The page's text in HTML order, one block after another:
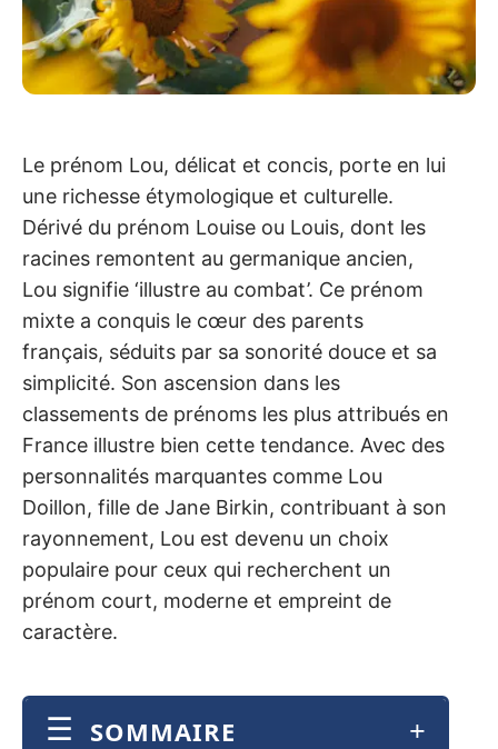
Le prénom Lou, délicat et concis, porte en lui
une richesse étymologique et culturelle.
Dérivé du prénom Louise ou Louis, dont les
racines remontent au germanique ancien,
Lou signifie ‘illustre au combat’. Ce prénom
mixte a conquis le cœur des parents
français, séduits par sa sonorité douce et sa
simplicité. Son ascension dans les
classements de prénoms les plus attribués en
France illustre bien cette tendance. Avec des
personnalités marquantes comme Lou
Doillon, fille de Jane Birkin, contribuant à son
rayonnement, Lou est devenu un choix
populaire pour ceux qui recherchent un
prénom court, moderne et empreint de
caractère.
SOMMAIRE